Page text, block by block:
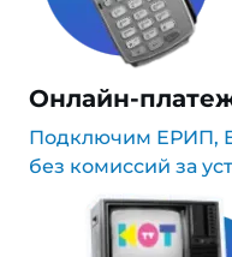
Онлайн-
Подключим ЕРИП,
без комиссий за